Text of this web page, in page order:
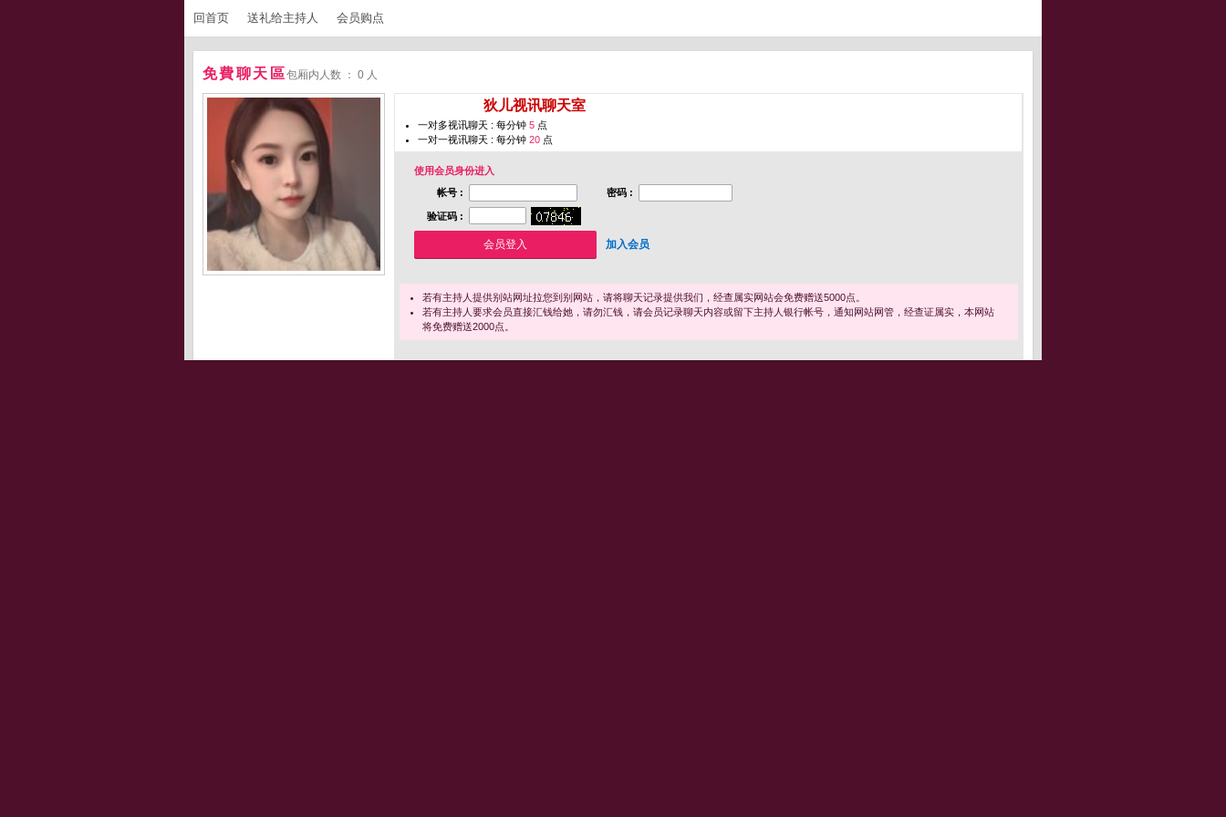
回首页 送礼给主持人 会员购点
免費聊天區包厢内人数 ： 0 人
狄儿视讯聊天室
一对多视讯聊天 : 每分钟 5 点
一对一视讯聊天 : 每分钟 20 点
使用会员身份进入
帐号 :
密码 :
验证码 :
加入会员
若有主持人提供别站网址拉您到别网站，请将聊天记录提供我们，经查属实网站会免费赠送5000点。
若有主持人要求会员直接汇钱给她，请勿汇钱，请会员记录聊天内容或留下主持人银行帐号，通知网站网管，经查证属实，本网站
将免费赠送2000点。